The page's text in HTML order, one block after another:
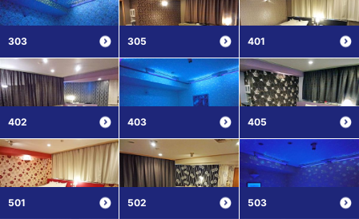
303 305 401
402 403 405
501 502 503